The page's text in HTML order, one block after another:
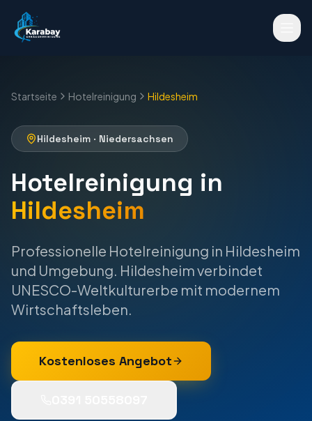
Startseite Hotelreinigung Hildesheim
Hildesheim · Niedersachsen
Hotelreinigung in
Hildesheim
Professionelle Hotelreinigung in Hildesheim
und Umgebung. Hildesheim verbindet
UNESCO-Weltkulturerbe mit modernem
Wirtschaftsleben.
Kostenloses Angebot